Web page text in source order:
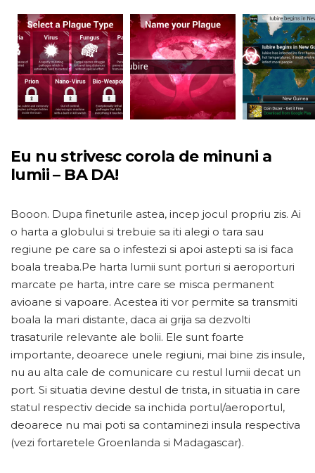
Eu nu strivesc corola de minuni a
lumii – BA DA!
Booon. Dupa fineturile astea, incep jocul propriu zis. Ai
o harta a globului si trebuie sa iti alegi o tara sau
regiune pe care sa o infestezi si apoi astepti sa isi faca
boala treaba.Pe harta lumii sunt porturi si aeroporturi
marcate pe harta, intre care se misca permanent
avioane si vapoare. Acestea iti vor permite sa transmiti
boala la mari distante, daca ai grija sa dezvolti
trasaturile relevante ale bolii. Ele sunt foarte
importante, deoarece unele regiuni, mai bine zis insule,
nu au alta cale de comunicare cu restul lumii decat un
port. Si situatia devine destul de trista, in situatia in care
statul respectiv decide sa inchida portul/aeroportul,
deoarece nu mai poti sa contaminezi insula respectiva
(vezi fortaretele Groenlanda si Madagascar).